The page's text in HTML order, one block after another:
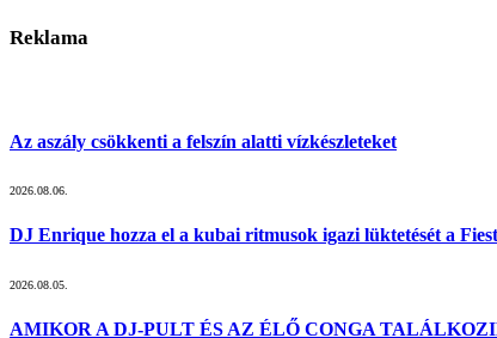
Reklama
Az aszály csökkenti a felszín alatti vízkészleteket
2026.08.06.
DJ Enrique hozza el a kubai ritmusok igazi lüktetését a
2026.08.05.
AMIKOR A DJ-PULT ÉS AZ ÉLŐ CONGA